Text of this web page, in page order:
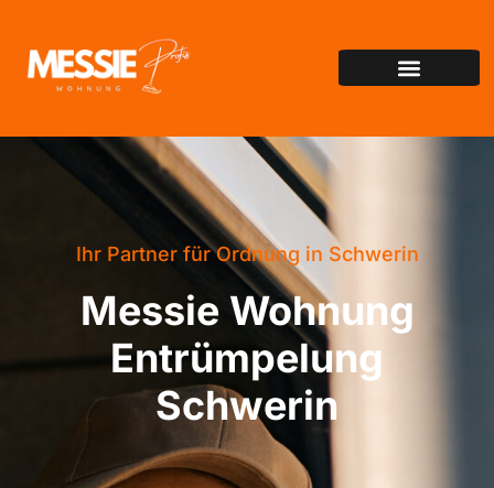
Ihr Partner für Ordnung in Schwerin
Messie Wohnung
Entrümpelung
Schwerin